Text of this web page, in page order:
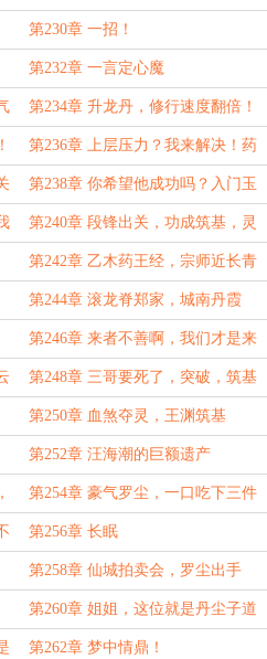
岐飞舟，仙城飙车
第230章 一招！
第232章 一言定心魔
第234章 升龙丹，修行速度翻倍！
第236章 上层压力？我来解决！药
堂重定，设立外门
第238章 你希望他成功吗？入门玉
露丹
第240章 段锋出关，功成筑基，灵
石到位，全部干碎。
第242章 乙木药王经，宗师近长青
第244章 滚龙脊郑家，城南丹霞
殿，一年四十万！
第246章 来者不善啊，我们才是来
者！
第248章 三哥要死了，突破，筑基
三层
第250章 血煞夺灵，王渊筑基
第252章 汪海潮的巨额遗产
第254章 豪气罗尘，一口吃下三件
法宝
第256章 长眠
第258章 仙城拍卖会，罗尘出手
第260章 姐姐，这位就是丹尘子道
友
第262章 梦中情鼎！